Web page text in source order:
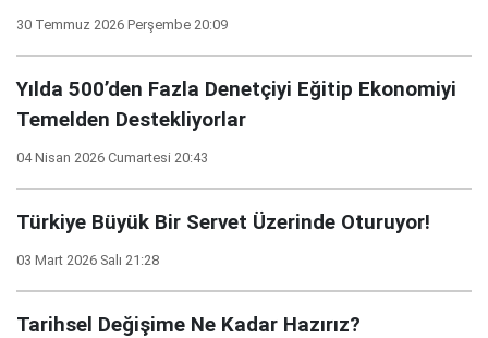
30 Temmuz 2026 Perşembe 20:09
Yılda 500’den Fazla Denetçiyi Eğitip Ekonomiyi
Temelden Destekliyorlar
04 Nisan 2026 Cumartesi 20:43
Türkiye Büyük Bir Servet Üzerinde Oturuyor!
03 Mart 2026 Salı 21:28
Tarihsel Değişime Ne Kadar Hazırız?